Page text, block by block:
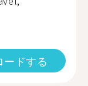
ドする